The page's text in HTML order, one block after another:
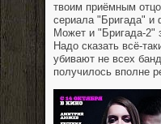
твоим приёмным
сериала "Бригада"
Может и "Бригада-2"
Надо сказать всё-
убивают не всех
получилось вполне